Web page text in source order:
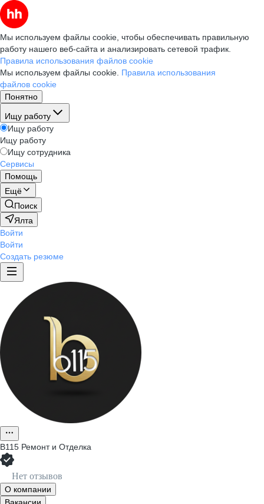
Мы используем файлы cookie, чтобы обеспечивать правильную
работу нашего веб-сайта и анализировать сетевой трафик.
Правила использования файлов cookie
Мы используем файлы cookie. Правила использования
файлов cookie
Понятно
Ищу работу
Ищу работу
Ищу работу
Ищу сотрудника
Сервисы
Помощь
Ещё
Поиск
Ялта
Войти
Войти
Создать резюме
B115 Ремонт и Отделка
Нет отзывов
О компании